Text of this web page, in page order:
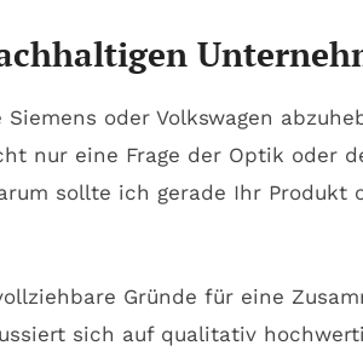
oder Volkswagen
nur eine Frage der Optik oder
sollte ich gerade Ihr Produkt
Gründe für eine
sich auf qualitativ